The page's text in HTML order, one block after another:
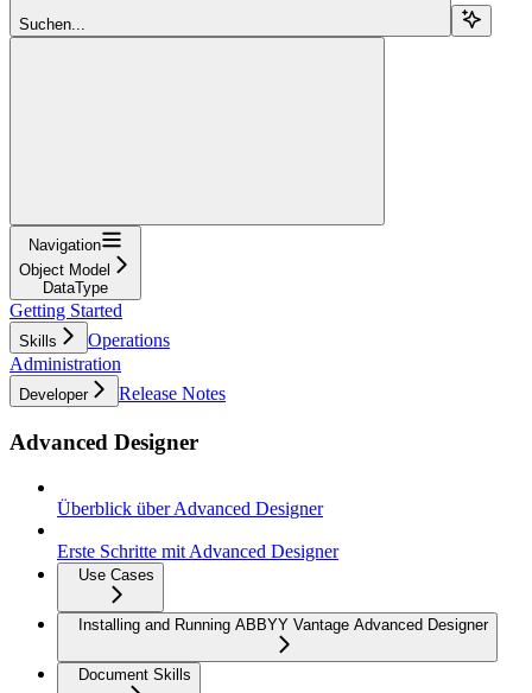
Suchen...
Navigation
Object Model
DataType
Getting Started
Skills
Operations
Administration
Developer Release Notes
Advanced Designer
Überblick über Advanced Designer
Erste Schritte mit Advanced Designer
Use Cases
Installing and Running ABBYY Vantage Advanced Designer
Document Skills